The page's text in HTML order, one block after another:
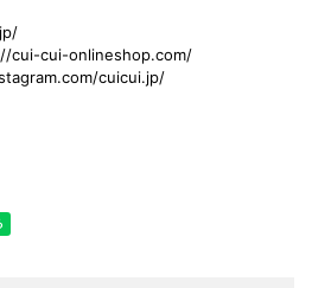
cui-cui-onlineshop.com/
cuicui.jp/